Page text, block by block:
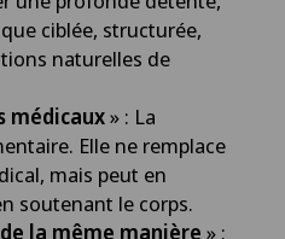
ciblée, structurée,
naturelles de
médicaux» : La
Elle ne remplace
mais peut en
soutenant le corps.
la même manière » :